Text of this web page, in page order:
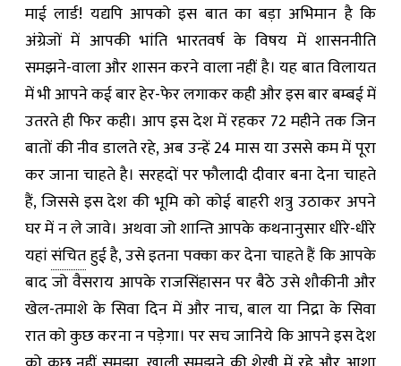
माई लार्ड! यद्यपि आपको इस बात का बड़ा अभिमान है कि
अंग्रेजों में आपकी भांति भारतवर्ष के विषय में शासननीति
समझने-वाला और शासन करने वाला नहीं है। यह बात विलायत
में भी आपने कई बार हेर-फेर लगाकर कही और इस बार बम्बई में
उतरते ही फिर कही। आप इस देश में रहकर 72 महीने तक जिन
बातों की नीव डालते रहे, अब उन्हें 24 मास या उससे कम में पूरा
कर जाना चाहते है। सरहदों पर फौलादी दीवार बना देना चाहते
हैं, जिससे इस देश की भूमि को कोई बाहरी शत्रु उठाकर अपने
घर में न ले जावे। अथवा जो शान्ति आपके कथनानुसार धीरे-धीरे
यहांसंचितहुई है, उसे इतना पक्का कर देना चाहते हैं कि आपके
बाद जो वैसराय आपके राजसिंहासन पर बैठे उसे शौकीनी और
खेल-तमाशे के सिवा दिन में और नाच, बाल या निद्रा के सिवा
रात को कुछ करना न पड़ेगा। पर सच जानिये कि आपने इस देश